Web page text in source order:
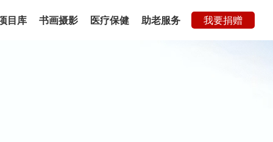
目库 书画摄影 医疗保健 助老服务 我要捐赠